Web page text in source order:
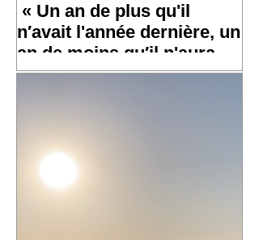
« Un an de plus qu'il
n′avait l'année dernière, un
an de moins qu′il n'aura
l′an prochain »
l'année dernière, un an de moins qu′il
n'aura l′an prochain » 📷 Laurent